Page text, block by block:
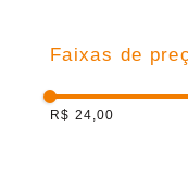
Faixas de
R$ 24,00